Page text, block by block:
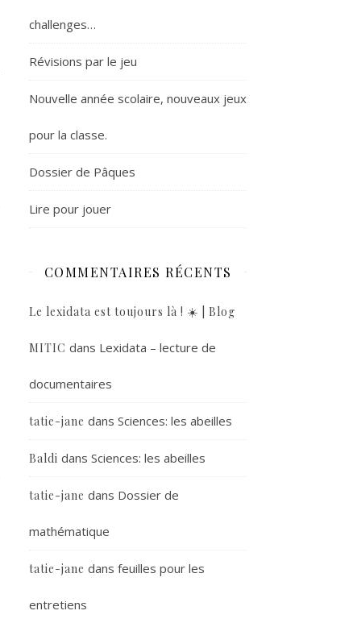
challenges…
Révisions par le jeu
Nouvelle année scolaire, nouveaux jeux
pour la classe.
Dossier de Pâques
Lire pour jouer
COMMENTAIRES RÉCENTS
Le lexidata est toujours là ! ☀️ | Blog
MITIC dans Lexidata – lecture de
documentaires
tatie-jane dans Sciences: les abeilles
Baldi dans Sciences: les abeilles
tatie-jane dans Dossier de
mathématique
tatie-jane dans feuilles pour les
entretiens